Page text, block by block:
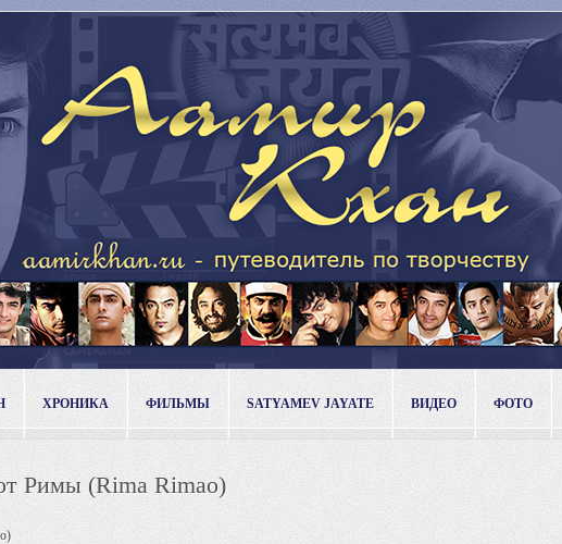
ХРОНИКА ФИЛЬМЫ SATYAMEV JAYATE ВИДЕО ФОТО
Римы (Rima Rimao)